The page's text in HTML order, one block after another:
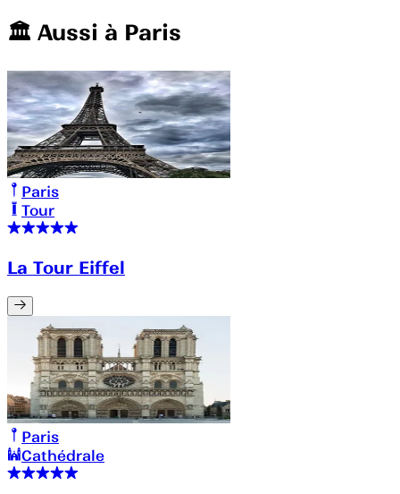
🏛️️ Aussi à Paris
Paris
Tour
La Tour Eiffel
Paris
Cathédrale